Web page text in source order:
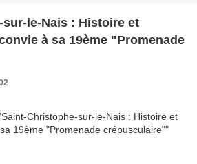
le-Nais : Histoire et
à sa 19ème "Promenade